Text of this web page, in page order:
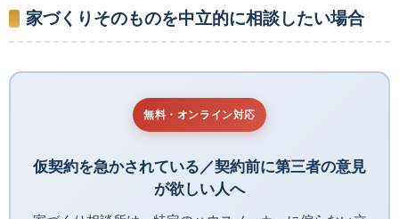
家づくりそのものを中立的に相談したい場合
無料・オンライン対応
仮契約を急かされている／契約前に第三者の意見
が欲しい人へ